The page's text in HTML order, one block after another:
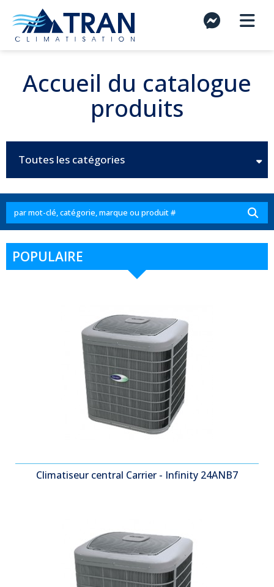
Accueil du catalogue
produits
Toutes les catégories
POPULAIRE
Climatiseur central Carrier - Infinity 24ANB7